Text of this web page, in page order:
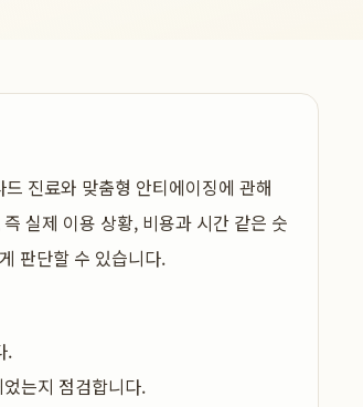
진료와 맞춤형 안티에이징에 관해
실제 이용 상황, 비용과 시간 같은 숫
판단할 수 있습니다.
.
는지 점검합니다.